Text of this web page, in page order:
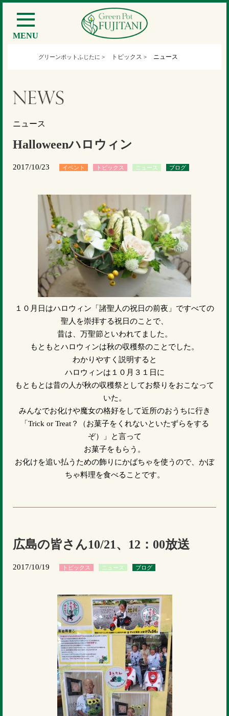
MENU
グリーンポットふじたに > トピックス > ニュース
ニュース
Halloweenハロウィン
2017/10/23 イベント トピックス ニュース ブログ
１０月日はハロウィン「諸聖人の祝日の前夜」ですべての
聖人を崇拝する祝日のことで、
昔は、万聖節といわれてました。
もともとハロウィンは秋の収穫祭のことでした。
わかりやすく説明すると
ハロウィンは１０月３１日に
もともとは昔の人が秋の収穫祭としてお祭りをおこなって
いた。
みんなでお化けや魔女の格好をして近所のおうちに行き
「Trick or Treat？（お菓子をくれないといたずらをする
ぞ）」と言って
お菓子をもらう。
お化けを追い払うための飾りにかばちゃを使うので、かぼ
ちゃ料理を食べることです。
広島の皆さん10/21、12：00放送
2017/10/19 トピックス ニュース ブログ